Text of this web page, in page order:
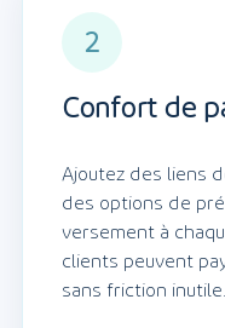
2
Confort de
Ajoutez des liens
des options de
versement à
clients peuvent
sans friction inutile.